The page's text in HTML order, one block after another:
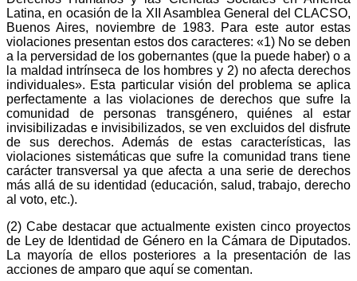
Latina, en ocasión de la XII Asamblea General del CLACSO,
Buenos Aires, noviembre de 1983. Para este autor estas
violaciones presentan estos dos caracteres: «1) No se deben
a la perversidad de los gobernantes (que la puede haber) o a
la maldad intrínseca de los hombres y 2) no afecta derechos
individuales». Esta particular visión del problema se aplica
perfectamente a las violaciones de derechos que sufre la
comunidad de personas transgénero, quiénes al estar
invisibilizadas e invisibilizados, se ven excluidos del disfrute
de sus derechos. Además de estas características, las
violaciones sistemáticas que sufre la comunidad trans tiene
carácter transversal ya que afecta a una serie de derechos
más allá de su identidad (educación, salud, trabajo, derecho
al voto, etc.).
(2) Cabe destacar que actualmente existen cinco proyectos
de Ley de Identidad de Género en la Cámara de Diputados.
La mayoría de ellos posteriores a la presentación de las
acciones de amparo que aquí se comentan.